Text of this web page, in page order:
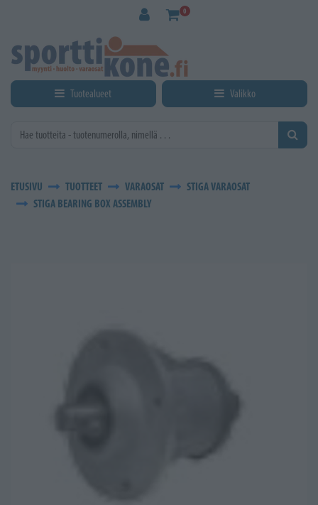
0
Tuotealueet Valikko
ETUSIVU TUOTTEET VARAOSAT
STIGA VARAOSAT
STIGA BEARING BOX ASSEMBLY